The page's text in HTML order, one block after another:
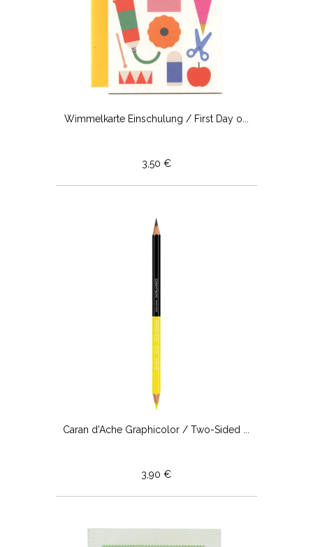
Wimmelkarte Einschulung / First Day o...
3,50 €
Caran d'Ache Graphicolor / Two-Sided ...
3,90 €